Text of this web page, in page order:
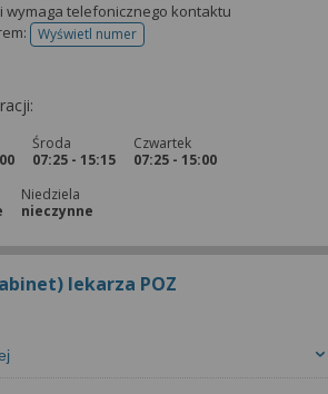
wymaga telefonicznego kontaktu
Wyświetl numertelefonu do rejestracji
Środa
07:25 - 15:15
Czwartek
07:25 - 15:00
Niedziela
nieczynne
lekarza POZ